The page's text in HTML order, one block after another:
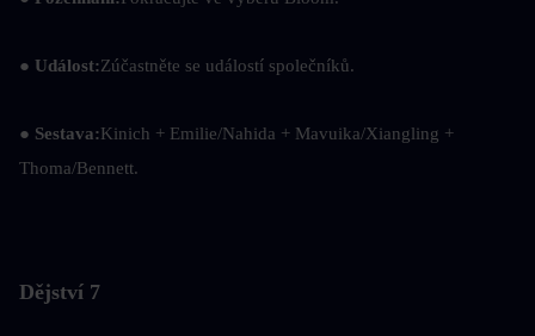
● Událost:Zúčastněte se událostí společníků.
● Sestava:Kinich + Emilie/Nahida + Mavuika/Xiangling +
Thoma/Bennett.
Dějství 7